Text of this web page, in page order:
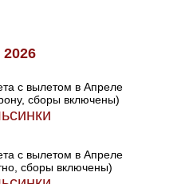
с вылетом в Апреле
сборы включены)
с вылетом в Апреле
сборы включены)